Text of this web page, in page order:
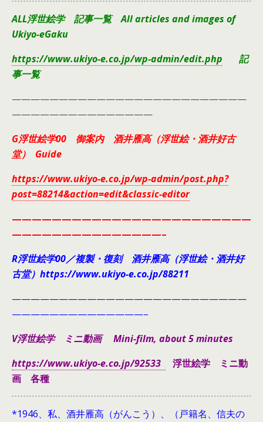
ALL浮世絵学 記事一覧 All articles and images of
Ukiyo-eGaku
https://www.ukiyo-e.co.jp/wp-admin/edit.php 記
事一覧
—————————————————————————
———————————————
G浮世絵学00 御案内 酒井雁高（浮世絵・酒井好古
堂） Guide
https://www.ukiyo-e.co.jp/wp-admin/post.php?
post=88214&action=edit&classic-editor
————————————————————————
———————————————–
R浮世絵学00／複製・復刻 酒井雁高（浮世絵・酒井好
古堂）https://www.ukiyo-e.co.jp/88211
—————————————————————————
——————————————–
V浮世絵学 ミニ動画 Mini-film, about 5 minutes
https://www.ukiyo-e.co.jp/92533
浮世絵学 ミニ動
画 各種
*1946、 私、酒井雁高（がんこう）、（戸籍名、信夫の